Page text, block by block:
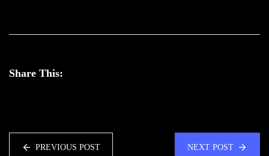
Share This:
PREVIOUS POST NEXT POST